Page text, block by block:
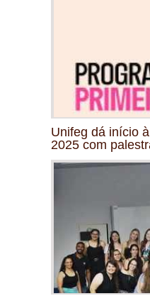
Unifeg dá início
2025 com